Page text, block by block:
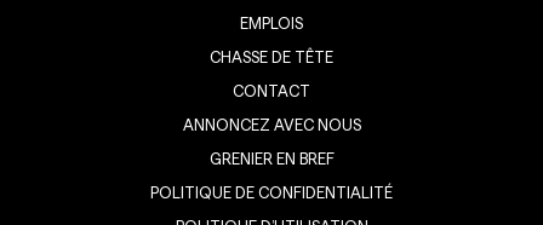
EMPLOIS
CHASSE DE TÊTE
CONTACT
ANNONCEZ AVEC NOUS
GRENIER EN BREF
POLITIQUE DE CONFIDENTIALITÉ